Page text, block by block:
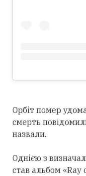
Орбіт помер
смерть
назвали.
Однією з
став альбом